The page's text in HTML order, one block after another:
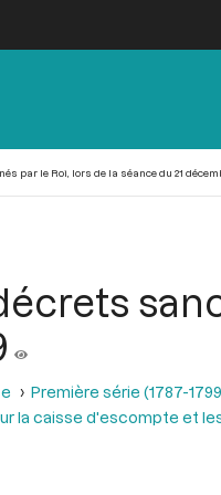
par le Roi, lors de la séance du 21
Première série (1787-
la caisse d'escompte et